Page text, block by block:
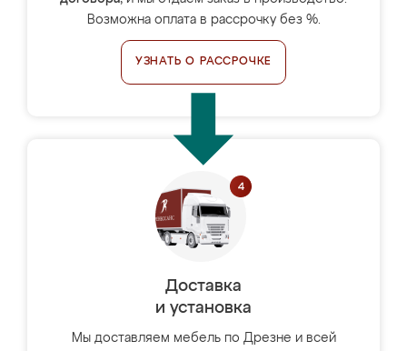
Возможна оплата в рассрочку без %.
УЗНАТЬ О РАССРОЧКЕ
Доставка
и установка
Мы доставляем мебель по Дрезне и всей